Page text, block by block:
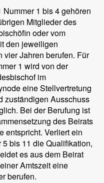
1 bis 4 gehören
Mitglieder des
oder vom
den jeweiligen
vier Jahren berufen. Für
1 wird von der
im
eine Stellvertretung
zuständigen Ausschuss
Bei der Berufung ist
des Beirats
entspricht. Verliert ein
bis 11 die Qualifikation,
es aus dem Beirat
Amtszeit eine
berufen.